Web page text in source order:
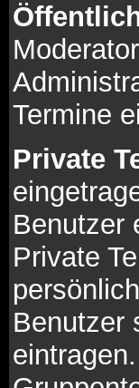
Termine
Private
Benutzer
Private
Benutzer